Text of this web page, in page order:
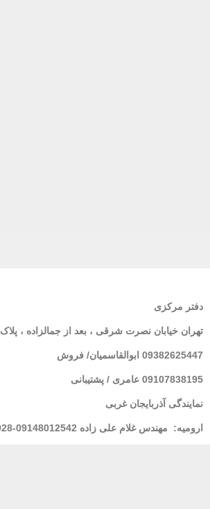
دفتر مرکزی
تهران خیابان نصرت شرقی ، بعد از جمالزاده ، پلاک 130 ، واحد 3 تلفن : 02166564354
09382625447 ابوالقاسمیان/ فروش
09107838195 عامری / پشتیبانی
نمایندگی آذربایجان غربی
ارومیه: مهندس غلام علی زاده 09148012542-09141863028